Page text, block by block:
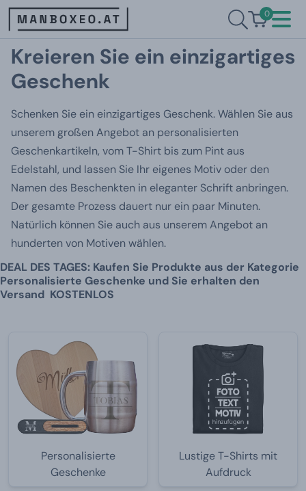
0
Kreieren Sie ein einzigartiges
Geschenk
Schenken Sie ein einzigartiges Geschenk. Wählen Sie aus
unserem großen Angebot an personalisierten
Geschenkartikeln, vom T-Shirt bis zum Pint aus
Edelstahl, und lassen Sie Ihr eigenes Motiv oder den
Namen des Beschenkten in eleganter Schrift anbringen.
Der gesamte Prozess dauert nur ein paar Minuten.
Natürlich können Sie auch aus unserem Angebot an
hunderten von Motiven wählen.
DEAL DES TAGES: Kaufen Sie Produkte aus der Kategorie
Personalisierte Geschenke und Sie erhalten den
Versand KOSTENLOS
Personalisierte
Geschenke
Lustige T-Shirts mit
Aufdruck